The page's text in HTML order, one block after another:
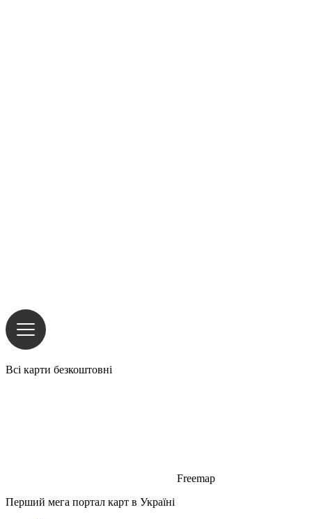
Всі карти безкоштовні
Freemap
Перший мега портал карт в Україні